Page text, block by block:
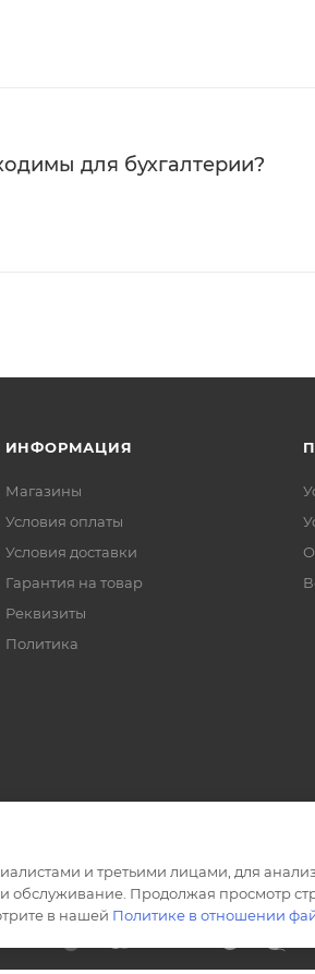
для бухгалтерии?
ИНФОРМАЦИЯ
Магазины
Условия оплаты
Условия доставки
Гарантия на товар
Реквизиты
Политика
и третьими лицами, для
обслуживание. Продолжая просмотр
в нашей Политике в отношении